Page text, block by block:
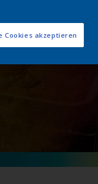
Cookies akzeptieren